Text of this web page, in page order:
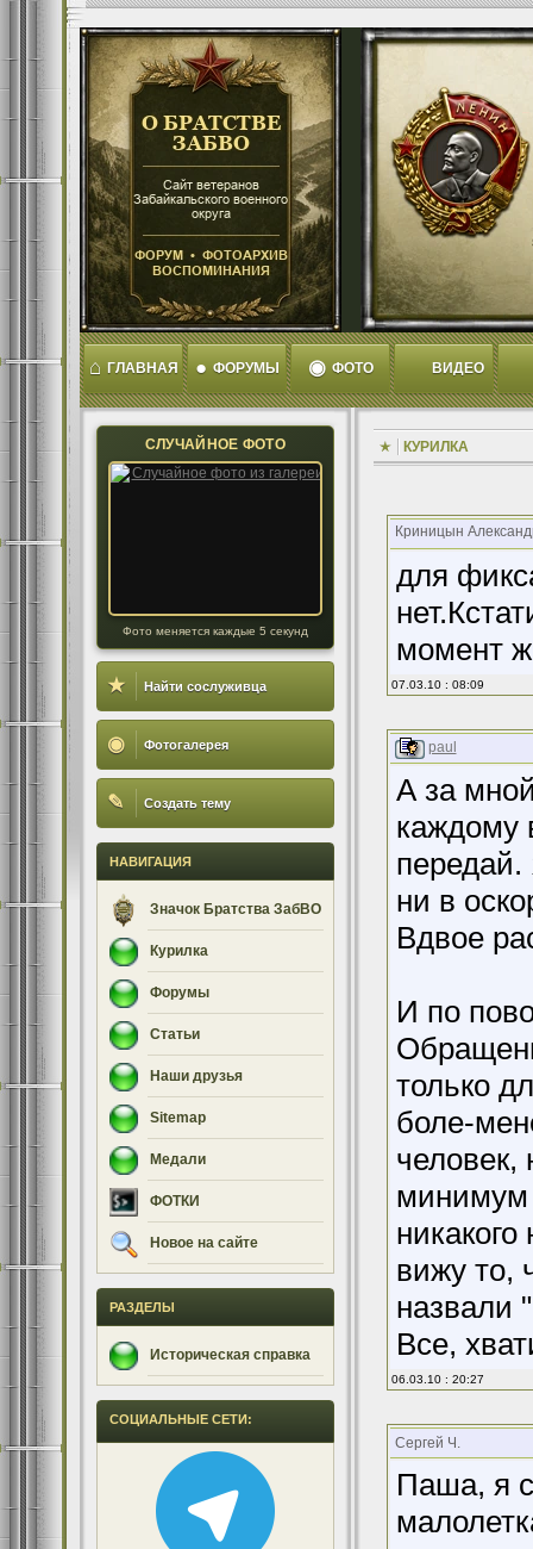
⌂ ГЛАВНАЯ ● ФОРУМЫ ◉ ФОТО ВИДЕО
СЛУЧАЙНОЕ ФОТО
Фото меняется каждые 5 секунд
★ Найти сослуживца
◉ Фотогалерея
✎ Создать тему
НАВИГАЦИЯ
Значок Братства ЗабВО
Курилка
Форумы
Статьи
Наши друзья
Sitemap
Медали
ФОТКИ
Новое на сайте
РАЗДЕЛЫ
Историческая справка
СОЦИАЛЬНЫЕ СЕТИ:
КУРИЛКА
Криницын
для
момент
07.03.10 : 08:09
paul
А за
каждому
передай.
ни в
Вдвое
И по
только
боле-
человек,
минимум
вижу то,
назвали
Все,
06.03.10 : 20:27
Сергей Ч.
Паша, я